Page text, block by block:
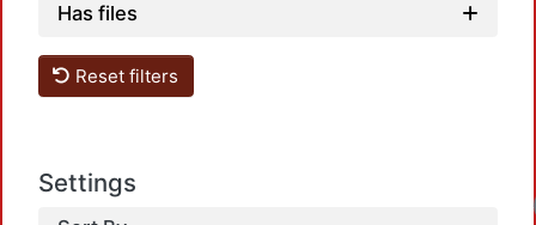
Has files
Reset filters
Settings